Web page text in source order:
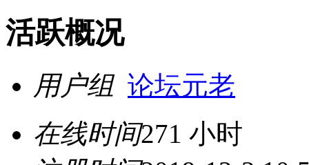
活跃概况
用户组 论坛元老
在线时间271 小时